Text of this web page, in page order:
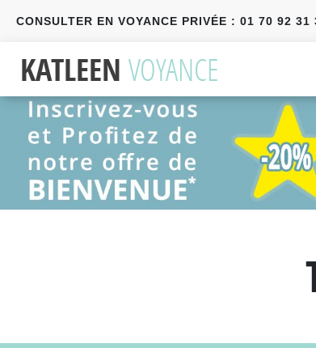
CONSULTER EN VOYANCE PRIVÉE : 01 70 92 31